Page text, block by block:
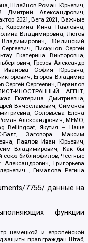
Шлейнов Роман Юрьевич,
Дмитрий Александрович,
2021, Вега 2021, Важные
Карезина Инна Павловна,
Владимировна, Лютов
Жилинский
Пискунов Сергей
Екатерина Викторовна,
Грезев Александр
Иванова София Юрьевна,
Егоров Владимир
Сергеевич, Верзилов
ИНОСТРАННЫЙ АГЕНТ,
Екатерина Дмитриевна,
Вячеславович, Симонов
Соловьева Елена
Александрович, МЕМО,
Bellingcat, Якутия – Наше
Заговора Максим
Павлов Иван Юрьевич,
Владимирович, Как бы
союз библиофилов, Честные
Григорьева
, Гималова Регина
7755/ данные на
функции
немецкой и европейской
защиты прав граждан Штаб,